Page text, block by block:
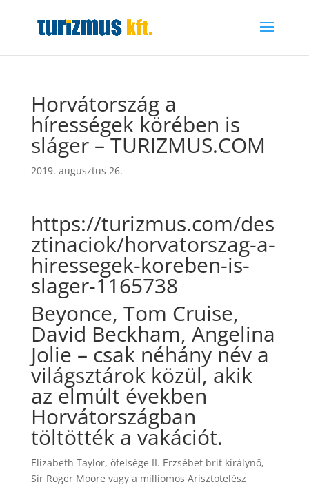
Horvátország a
hírességek körében is
sláger – TURIZMUS.COM
2019. augusztus 26.
https://turizmus.com/des
ztinaciok/horvatorszag-a-
hiressegek-koreben-is-
slager-1165738
Beyonce, Tom Cruise,
David Beckham, Angelina
Jolie – csak néhány név a
világsztárok közül, akik
az elmúlt években
Horvátországban
töltötték a vakációt.
Elizabeth Taylor, őfelsége II. Erzsébet brit királynő,
Sir Roger Moore vagy a milliomos Arisztotelész